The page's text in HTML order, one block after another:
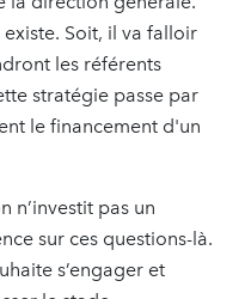
existe. Soit, il va falloir
les référents
stratégie passe par
le financement d'un
n’investit pas un
sur ces questions-là.
s’engager et